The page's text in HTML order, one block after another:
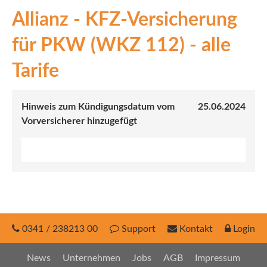
INEX
Sach
Leben
Investment
Allianz - KFZ-Versicherung
für PKW (WKZ 112) - alle
Tarife
25.06.2024
Hinweis zum Kündigungsdatum vom
Vorversicherer hinzugefügt
0341 / 238213 00 Support Kontakt Login
News Unternehmen Jobs AGB Impressum